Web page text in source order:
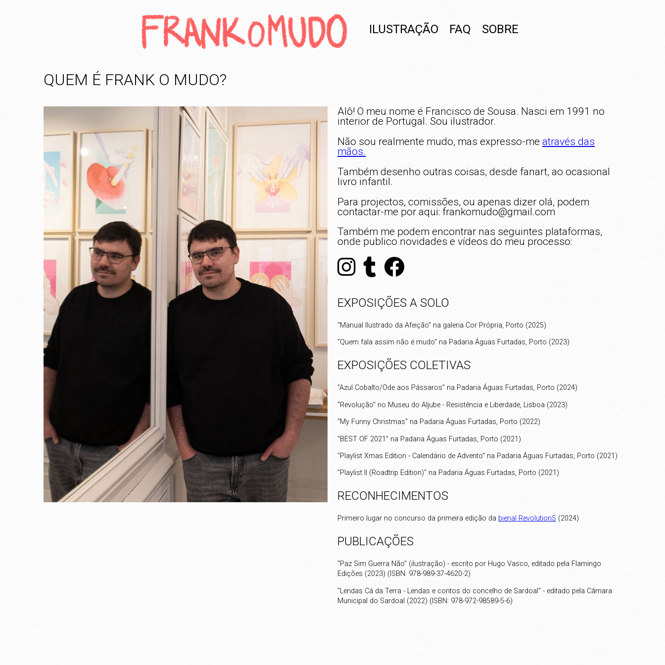
ILUSTRAÇÃO FAQ SOBRE
QUEM É FRANK O MUDO?
Alô! O meu nome é Francisco de Sousa. Nasci em 1991 no
interior de Portugal. Sou ilustrador.
Não sou realmente mudo, mas expresso-me através das
mãos.
Também desenho outras coisas, desde fanart, ao ocasional
livro infantil.
Para projectos, comissões, ou apenas dizer olá, podem
contactar-me por aqui: frankomudo@gmail.com
Também me podem encontrar nas seguintes plataformas,
onde publico novidades e vídeos do meu processo:
EXPOSIÇÕES A SOLO
"Manual Ilustrado da Afeição" na galeria Cor Própria, Porto (2025)
"Quem fala assim não é mudo" na Padaria Águas Furtadas, Porto (2023)
EXPOSIÇÕES COLETIVAS
"Azul Cobalto/Ode aos Pássaros" na Padaria Águas Furtadas, Porto (2024)
"Revolução" no Museu do Aljube - Resistência e Liberdade, Lisboa (2023)
"My Funny Christmas" na Padaria Águas Furtadas, Porto (2022)
"BEST OF 2021" na Padaria Águas Furtadas, Porto (2021)
"Playlist Xmas Edition - Calendário de Advento" na Padaria Águas Furtadas, Porto (2021)
"Playlist II (Roadtrip Edition)" na Padaria Águas Furtadas, Porto (2021)
RECONHECIMENTOS
Primeiro lugar no concurso da primeira edição da bienal RevolutionS (2024)
PUBLICAÇÕES
"Paz Sim Guerra Não" (ilustração) - escrito por Hugo Vasco, editado pela Flamingo
Edições (2023) (ISBN: 978-989-37-4620-2)
"Lendas Cá da Terra - Lendas e contos do concelho de Sardoal" - editado pela Câmara
Municipal do Sardoal (2022) (ISBN: 978-972-98589-5-6)